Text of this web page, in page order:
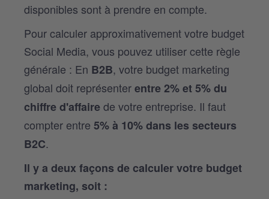
disponibles sont à prendre en compte.
Pour calculer approximativement votre budget
Social Media, vous pouvez utiliser cette règle
générale : En B2B, votre budget marketing
global doit représenterentre 2% et 5% du
chiffre d'affairede votre entreprise. Il faut
compter entre 5% à 10% dans les secteurs
B2C.
Il y a deux façons de calculer votre budget
marketing, soit :